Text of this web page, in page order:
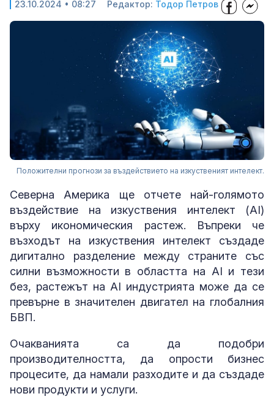
23.10.2024 • 08:27 Редактор: Тодор Петров
Положителни прогнози за въздействието на изкуственият интелект.
Северна Америка ще отчете най-голямото
въздействие на изкуствения интелект (AI)
върху икономическия растеж. Въпреки че
възходът на изкуствения интелект създаде
дигитално разделение между страните със
силни възможности в областта на AI и тези
без, растежът на AI индустрията може да се
превърне в значителен двигател на глобалния
БВП.
Очакванията са да подобри
производителността, да опрости бизнес
процесите, да намали разходите и да създаде
нови продукти и услуги.